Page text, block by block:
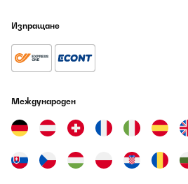
Изпращане
Международен